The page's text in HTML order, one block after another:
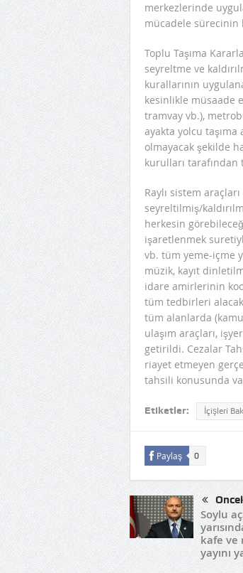
merkezlerinde
mücadele sürecinin
Toplu Taşıma
seyreltme ve
kurallarının
kesinlikle müsaade
tramvay vb.),
ayakta yolcu taşıma
olmayacak şekilde
kurulları
Raylı sistem
seyreltilmiş/
herkesin
işaretlenmek
vb. tüm yeme-içme
müzik, kayıt
idare amirlerinin
tüm tedbirleri
tüm alanlarda
ulaşım araçları,
getirildi. Cezalar
riayet etmeyen
tahsili konusunda
Etiketler: İçişleri
Paylaş 0
Soylu
kafe ve
yayını